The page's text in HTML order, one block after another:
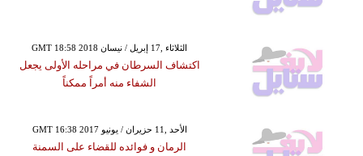
GMT 18:58 2018 الثلاثاء ,17 إبريل / نيسان
اكتشاف السرطان في مراحله الأولى يجعل
الشفاء منه أمراً ممكناً
GMT 16:38 2017 الأحد ,11 حزيران / يونيو
الرمان و فوائده للقضاء على السمنة